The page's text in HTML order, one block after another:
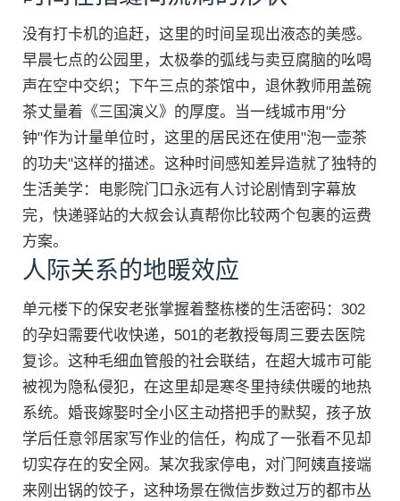
没有打卡机的追赶，这里的时间呈现出液态的美感。
早晨七点的公园里，太极拳的弧线与卖豆腐脑的吆喝
声在空中交织；下午三点的茶馆中，退休教师用盖碗
茶丈量着《三国演义》的厚度。当一线城市用"分
钟"作为计量单位时，这里的居民还在使用"泡一壶茶
的功夫"这样的描述。这种时间感知差异造就了独特的
生活美学：电影院门口永远有人讨论剧情到字幕放
完，快递驿站的大叔会认真帮你比较两个包裹的运费
方案。
人际关系的地暖效应
单元楼下的保安老张掌握着整栋楼的生活密码：302
的孕妇需要代收快递，501的老教授每周三要去医院
复诊。这种毛细血管般的社会联结，在超大城市可能
被视为隐私侵犯，在这里却是寒冬里持续供暖的地热
系统。婚丧嫁娶时全小区主动搭把手的默契，孩子放
学后任意邻居家写作业的信任，构成了一张看不见却
切实存在的安全网。某次我家停电，对门阿姨直接端
来刚出锅的饺子，这种场景在微信步数过万的都市丛